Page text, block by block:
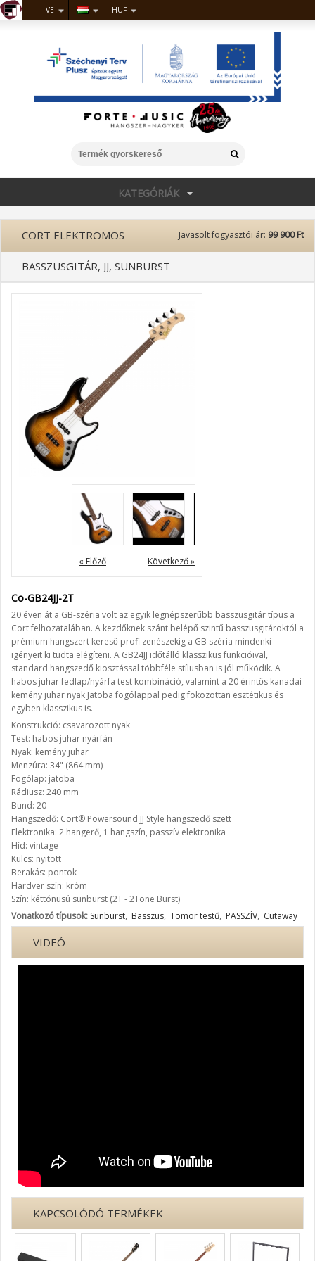
VE HUF
KATEGÓRIÁK
Javasolt fogyasztói ár: 99 900 Ft
CORT ELEKTROMOS
BASSZUSGITÁR, JJ, SUNBURST
« Előző Következő »
Co-GB24JJ-2T
20 éven át a GB-széria volt az egyik legnépszerűbb basszusgitár típus a
Cort felhozatalában. A kezdőknek szánt belépő szintű basszusgitároktól a
prémium hangszert kereső profi zenészekig a GB széria mindenki
igényeit ki tudta elégíteni. A GB24JJ időtálló klasszikus funkcióival,
standard hangszedő kiosztással többféle stílusban is jól működik. A
habos juhar fedlap/nyárfa test kombináció, valamint a 20 érintős kanadai
kemény juhar nyak Jatoba fogólappal pedig fokozottan esztétikus és
egyben klasszikus is.
Konstrukció: csavarozott nyak
Test: habos juhar nyárfán
Nyak: kemény juhar
Menzúra: 34" (864 mm)
Fogólap: jatoba
Rádiusz: 240 mm
Bund: 20
Hangszedő: Cort® Powersound JJ Style hangszedő szett
Elektronika: 2 hangerő, 1 hangszín, passzív elektronika
Híd: vintage
Kulcs: nyitott
Berakás: pontok
Hardver szín: króm
Szín: kéttónusú sunburst (2T - 2Tone Burst)
Vonatkozó típusok: Sunburst, Basszus, Tömör testű, PASSZÍV, Cutaway
VIDEÓ
KAPCSOLÓDÓ TERMÉKEK